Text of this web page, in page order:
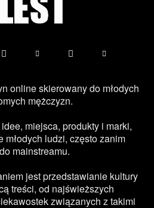
online skierowany do młodych
mężczyzn.
miejsca, produkty i marki,
młodych ludzi, często zanim
mainstreamu.
jest przedstawianie kultury
treści, od najświeższych
związanych z takimi